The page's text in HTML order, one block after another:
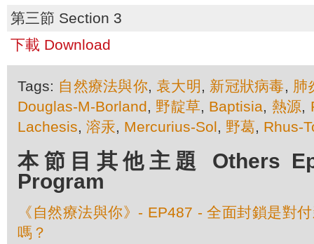
第三節 Section 3
下載 Download
Tags: 自然療法與你,袁大明 , 新冠狀病毒, 肺
Douglas-M-Borland, 野靛草, Baptisia, 熱源,
Lachesis, 溶汞, Mercurius-Sol, 野葛, Rhus-
本節目其他主題 Others
Program
《自然療法與你》- EP487 - 全面封鎖是對
嗎？